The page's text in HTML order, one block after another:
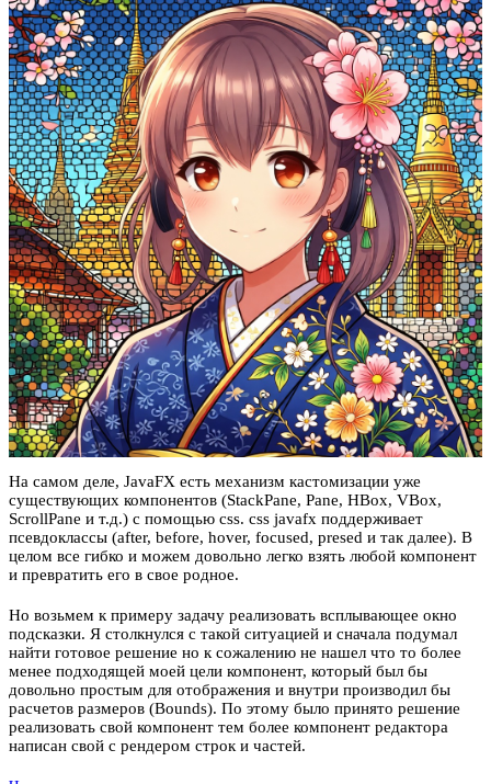
На самом деле, JavaFX есть механизм кастомизации уже
существующих компонентов (StackPane, Pane, HBox, VBox,
ScrollPane и т.д.) с помощью css. css javafx поддерживает
псевдоклассы (after, before, hover, focused, presed и так далее). В
целом все гибко и можем довольно легко взять любой компонент
и превратить его в свое родное.
Но возьмем к примеру задачу реализовать всплывающее окно
подсказки. Я столкнулся с такой ситуацией и сначала подумал
найти готовое решение но к сожалению не нашел что то более
менее подходящей моей цели компонент, который был бы
довольно простым для отображения и внутри производил бы
расчетов размеров (Bounds). По этому было принято решение
реализовать свой компонент тем более компонент редактора
написан свой с рендером строк и частей.